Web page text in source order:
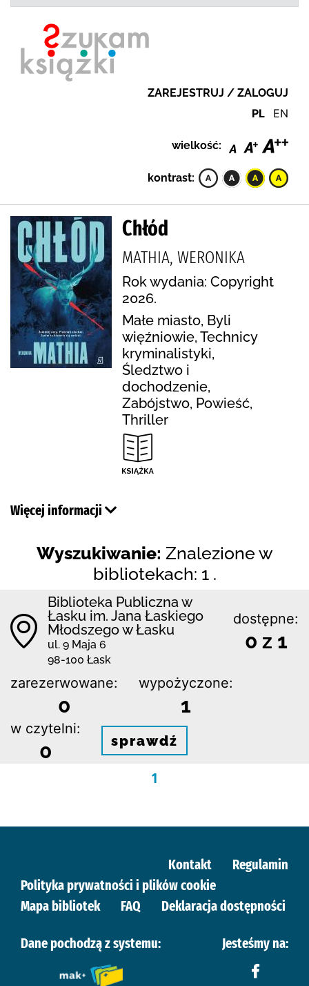
ZAREJESTRUJ / ZALOGUJ
PL EN
wielkość:
kontrast:
Chłód
MATHIA, WERONIKA
Rok wydania: Copyright
2026.
Małe miasto, Byli
więźniowie, Technicy
kryminalistyki,
Śledztwo i
dochodzenie,
Zabójstwo, Powieść,
Thriller
Więcej informacji
Wyszukiwanie: Znalezione w
bibliotekach: 1 .
Biblioteka Publiczna w
Łasku im. Jana Łaskiego
Młodszego w Łasku
ul. 9 Maja 6
98-100 Łask
dostępne:
0 z 1
zarezerwowane:
0
wypożyczone:
1
w czytelni:
0 sprawdź
1
Kontakt
Regulamin
Polityka prywatności i plików cookie
Mapa bibliotek
FAQ Deklaracja dostępności
Dane pochodzą z systemu: Jesteśmy na: